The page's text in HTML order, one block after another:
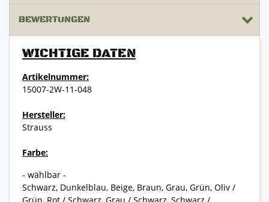
BEWERTUNGEN
WICHTIGE DATEN
Artikelnummer:
15007-2W-11-048
Hersteller:
Strauss
Farbe:
- wählbar -
Schwarz, Dunkelblau, Beige, Braun, Grau, Grün, Oliv /